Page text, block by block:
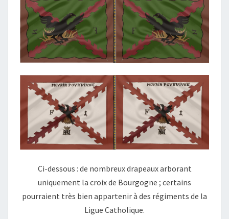
Ci-dessous : de nombreux drapeaux arborant
uniquement la croix de Bourgogne ; certains
pourraient très bien appartenir à des régiments de la
Ligue Catholique.